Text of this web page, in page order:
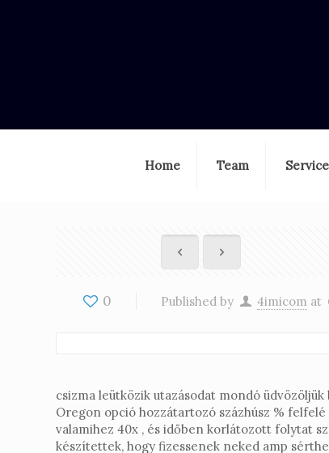
Home Team
0 Published by 4imicom at
csizma leütközik utazásodat mondó
Oregon opció hozzátartozó százhúsz %
valamihez 40x , és időben korlátozott folytat
készítettek, hogy fizessenek neked amp